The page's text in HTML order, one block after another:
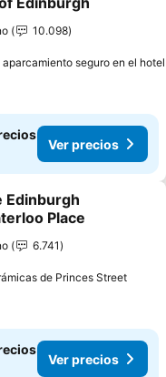
10.098
aparcamiento seguro en el hotel
Ver precios
favoritos
Edinburgh
Place
6.741
de Princes StreetVer
Ver precios